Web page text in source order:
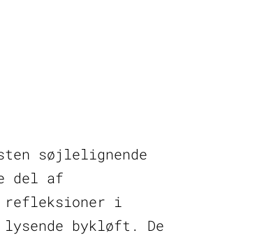
søjlelignende
del af
refleksioner i
bykløft. De